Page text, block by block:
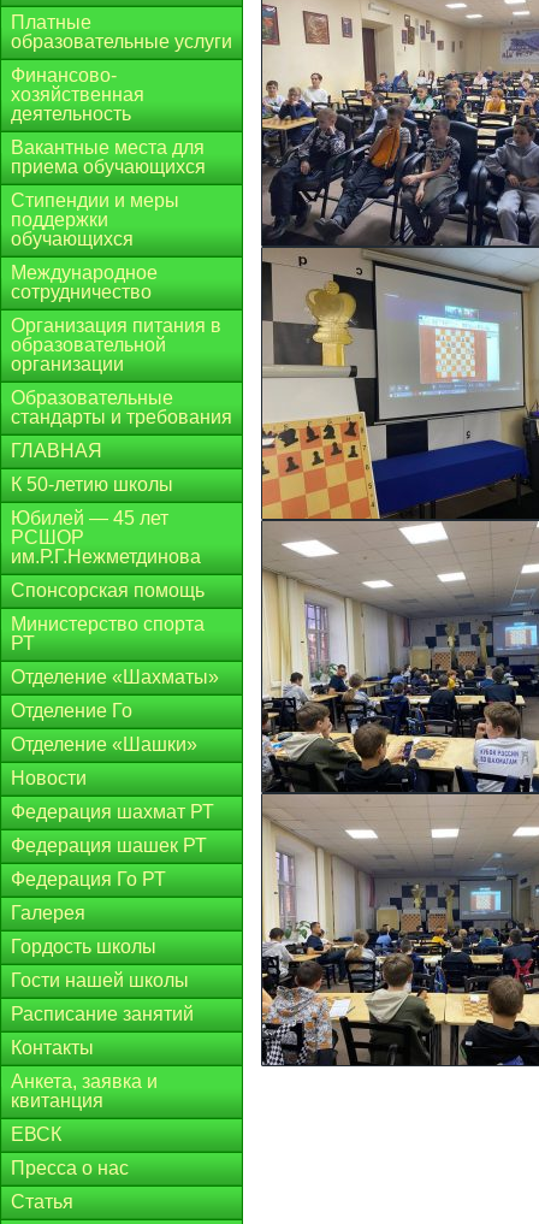
Платные
образовательные услуги
Финансово-
хозяйственная
деятельность
Вакантные места для
приема обучающихся
Стипендии и меры
поддержки
обучающихся
Международное
сотрудничество
Организация питания в
образовательной
организации
Образовательные
стандарты и требования
ГЛАВНАЯ
К 50-летию школы
Юбилей — 45 лет
РСШОР
им.Р.Г.Нежметдинова
Спонсорская помощь
Министерство спорта
РТ
Отделение «Шахматы»
Отделение Го
Отделение «Шашки»
Новости
Федерация шахмат РТ
Федерация шашек РТ
Федерация Го РТ
Галерея
Гордость школы
Гости нашей школы
Расписание занятий
Контакты
Анкета, заявка и
квитанция
ЕВСК
Пресса о нас
Статья